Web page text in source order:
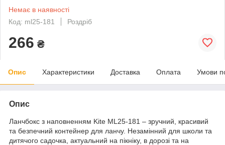
Немає в наявності
Код: ml25-181
Роздріб
266 ₴
Опис Характеристики Доставка Оплата Умови
Опис
Ланчбокс з наповненням Kite ML25-181 – зручний, красивий
та безпечний контейнер для ланчу. Незамінний для школи та
дитячого садочка, актуальний на пікніку, в дорозі та на